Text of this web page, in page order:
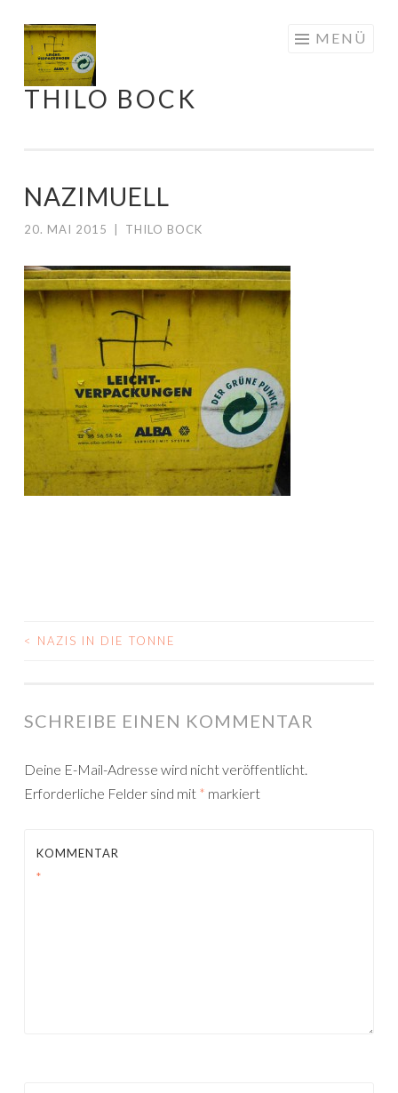
Springe
zum
Inhalt
THILO BOCK
MENÜ
NAZIMUELL
20. MAI 2015 THILO BOCK
BEITRAGS-
< NAZIS IN DIE TONNE
SCHREIBE EINEN KOMMENTAR
Deine E-Mail-Adresse wird nicht veröffentlicht.
Erforderliche Felder sind mit * markiert
KOMMENTAR
*